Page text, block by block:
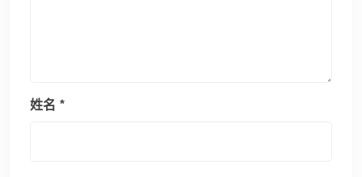
姓名 *